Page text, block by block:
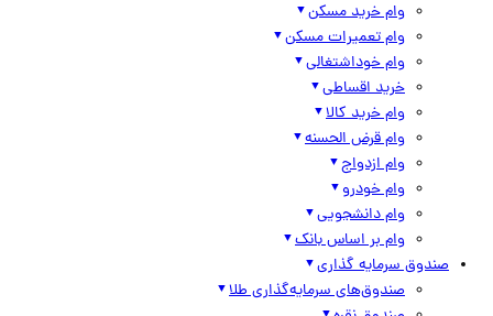
وام خرید مسکن
وام تعمیرات مسکن
وام خوداشتغالی
خرید اقساطی
وام خرید کالا
وام قرض الحسنه
وام ازدواج
وام خودرو
وام دانشجویی
وام بر اساس بانک
صندوق سرمایه گذاری
صندوق‌های سرمایه‌گذاری طلا